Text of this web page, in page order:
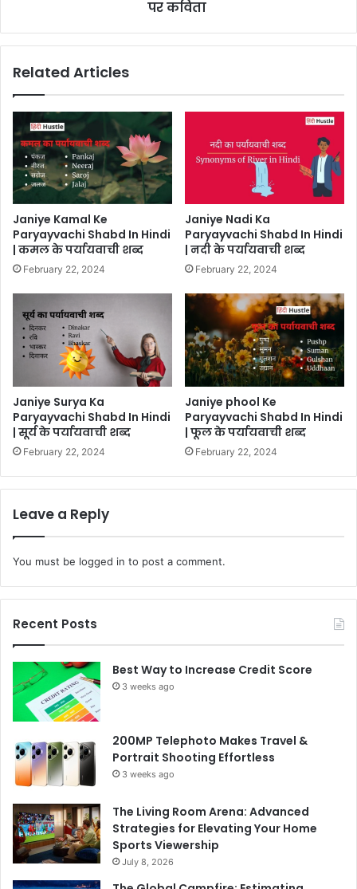
पर कविता
Related Articles
Janiye Kamal Ke
Paryayvachi Shabd In Hindi
| कमल के पर्यायवाची शब्द
February 22, 2024
Janiye Nadi Ka
Paryayvachi Shabd In Hindi
| नदी के पर्यायवाची शब्द
February 22, 2024
Janiye Surya Ka
Paryayvachi Shabd In Hindi
| सूर्य के पर्यायवाची शब्द
February 22, 2024
Janiye phool Ke
Paryayvachi Shabd In Hindi
| फूल के पर्यायवाची शब्द
February 22, 2024
Leave a Reply
You must be logged in to post a comment.
Recent Posts
Best Way to Increase Credit Score
3 weeks ago
200MP Telephoto Makes Travel &
Portrait Shooting Effortless
3 weeks ago
The Living Room Arena: Advanced
Strategies for Elevating Your Home
Sports Viewership
July 8, 2026